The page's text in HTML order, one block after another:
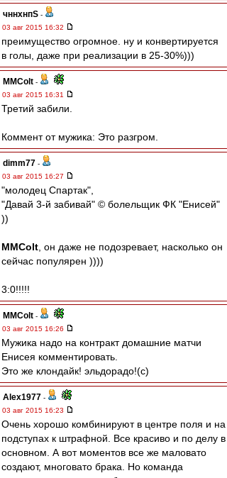
чннхнпS -
03 авг 2015 16:32
преимущество огромное. ну и конвертируется
в голы, даже при реализации в 25-30%)))
MMColt -
03 авг 2015 16:31
Третий забили.
Коммент от мужика: Это разгром.
dimm77 -
03 авг 2015 16:27
"молодец Спартак",
"Давай 3-й забивай" © болельщик ФК "Енисей"
))
MMColt , он даже не подозревает, насколько он
сейчас популярен ))))
3:0!!!!!
MMColt -
03 авг 2015 16:26
Мужика надо на контракт домашние матчи
Енисея комментировать.
Это же клондайк! эльдорадо!(с)
Alex1977 -
03 авг 2015 16:23
Очень хорошо комбинируют в центре поля и на
подступах к штрафной. Все красиво и по делу в
основном. А вот моментов все же маловато
создают, многовато брака. Но команда